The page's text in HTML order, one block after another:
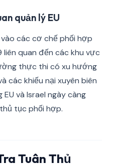
quản lý EU
các cơ chế phối hợp
quan đến các khu vực
thực thi có xu hướng
các khiếu nại xuyên biên
và Israel ngày càng
tục phối hợp.
Tuân Thủ